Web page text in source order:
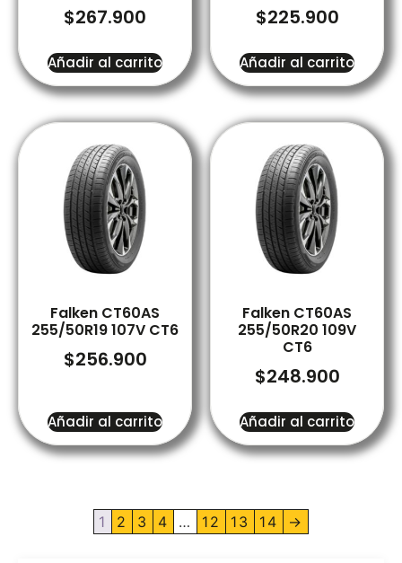
$267.900
Añadir al carrito
$225.900
Añadir al carrito
Falken CT60AS
255/50R19 107V CT6
$256.900
Añadir al carrito
Falken CT60AS
255/50R20 109V
CT6
$248.900
Añadir al carrito
1 2 3 4 … 12 13 14 →